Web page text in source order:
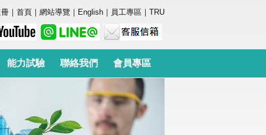
｜ 首頁 ｜ 網站導覽 ｜ English ｜ 員工專區 ｜ TRU
能力試驗 聯絡我們 會員專區